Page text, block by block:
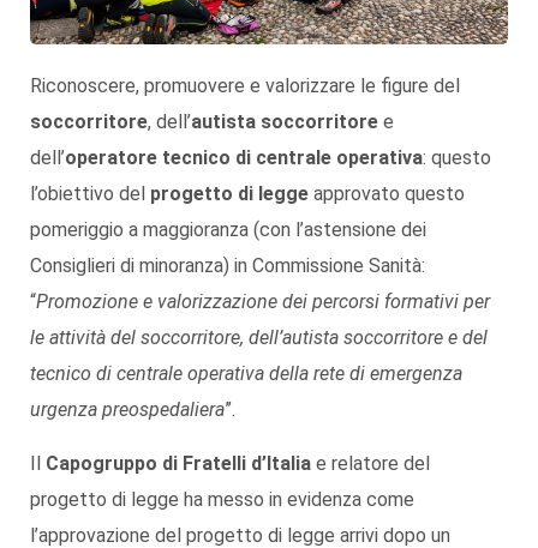
Riconoscere, promuovere e valorizzare le figure del
soccorritore, dell’autista soccorritore e
dell’operatore tecnico di centrale operativa: questo
l’obiettivo del progetto di legge approvato questo
pomeriggio a maggioranza (con l’astensione dei
Consiglieri di minoranza) in Commissione Sanità:
“Promozione e valorizzazione dei percorsi formativi per
le attività del soccorritore, dell’autista soccorritore e del
tecnico di centrale operativa della rete di emergenza
urgenza preospedaliera”.
Il Capogruppo di Fratelli d’Italia e relatore del
progetto di legge ha messo in evidenza come
l’approvazione del progetto di legge arrivi dopo un